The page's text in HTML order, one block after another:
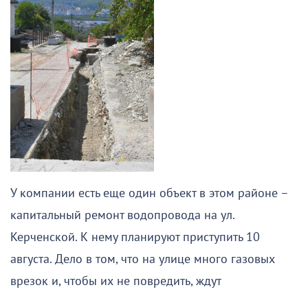
У компании есть еще один объект в этом районе –
капитальный ремонт водопровода на ул.
Керченской. К нему планируют приступить 10
августа. Дело в том, что на улице много газовых
врезок и, чтобы их не повредить, ждут